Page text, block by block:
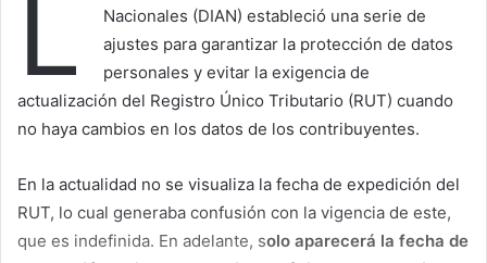
L
Nacionales (DIAN) estableció una serie de
ajustes para garantizar la protección de datos
personales y evitar la exigencia de
actualización del Registro Único Tributario (RUT) cuando
no haya cambios en los datos de los contribuyentes.
En la actualidad no se visualiza la fecha de expedición del
RUT, lo cual generaba confusión con la vigencia de este,
que es indefinida. En adelante, solo aparecerá la fecha de